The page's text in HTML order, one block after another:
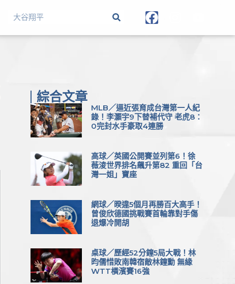
綜合文章
MLB／逼近張育成台灣第一人紀
錄！李灝宇9下替補代守 老虎8：
0完封水手豪取4連勝
高球／英國公開賽並列第6！徐
薇淩世界排名飆升第82 重回「台
灣一姐」寶座
網球／暌違5個月再勝百大高手！
曾俊欣德國挑戰賽首輪靠對手傷
退爆冷開胡
桌球／歷經52分鐘5局大戰！林
昀儒惜敗南韓宿敵林鐘勳 無緣
WTT橫濱賽16強